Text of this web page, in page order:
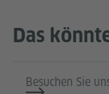
Das
Besuchen Sie